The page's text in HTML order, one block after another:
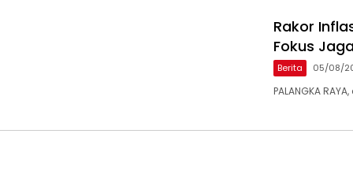
Rakor
Fokus
Berita 05/08/
PALANGKA